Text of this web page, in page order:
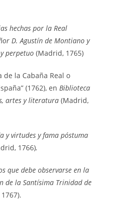
hechas por la Real
D. Agustín de Montiano y
perpetuo(Madrid, 1765)
de la Cabaña Real o
(1762), en Biblioteca
artes y literatura(Madrid,
y virtudes y fama póstuma
1766).
que debe observarse en la
de la Santísima Trinidad de